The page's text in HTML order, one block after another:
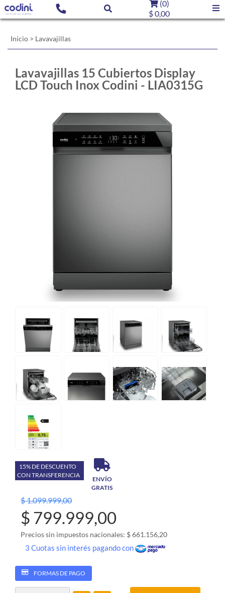
(0)
$ 0,00
Inicio > Lavavajillas
Lavavajillas 15 Cubiertos Display
LCD Touch Inox Codini - LIA0315G
15% DE DESCUENTO
CON TRANSFERENCIA
ENVÍO
GRATIS
$ 1.099.999,00
$ 799.999,00
Precios sin impuestos nacionales: $ 661.156,20
3 Cuotas sin interés pagando con
FORMAS DE PAGO